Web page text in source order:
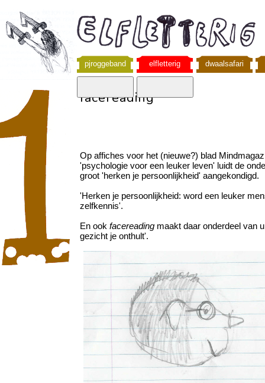
pjroggeband elfletterig dwaalsafari
facereading
Op affiches voor het (nieuwe?) blad
'psychologie voor een leuker leven' luidt de
groot 'herken je persoonlijkheid' aangekondigd.
'Herken je persoonlijkheid: word een leuker
zelfkennis'.
En ook facereading maakt daar onderdeel van
gezicht je onthult'.